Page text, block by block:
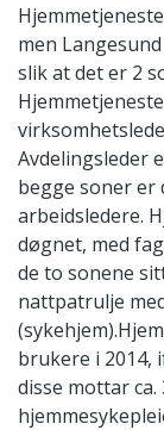
men
slik at det er 2
Avdelingsleder
begge soner er
arbeidsledere.
døgnet, med
de to sonene
nattpatrulje
brukere i 2014,
disse mottar